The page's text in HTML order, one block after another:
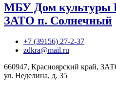
МБУ Дом культуры
ЗАТО п. Солнечный
+7 (39156) 27-2-37
zdkra@mail.ru
660947, Красноярский край,
ул. Неделина, д. 35